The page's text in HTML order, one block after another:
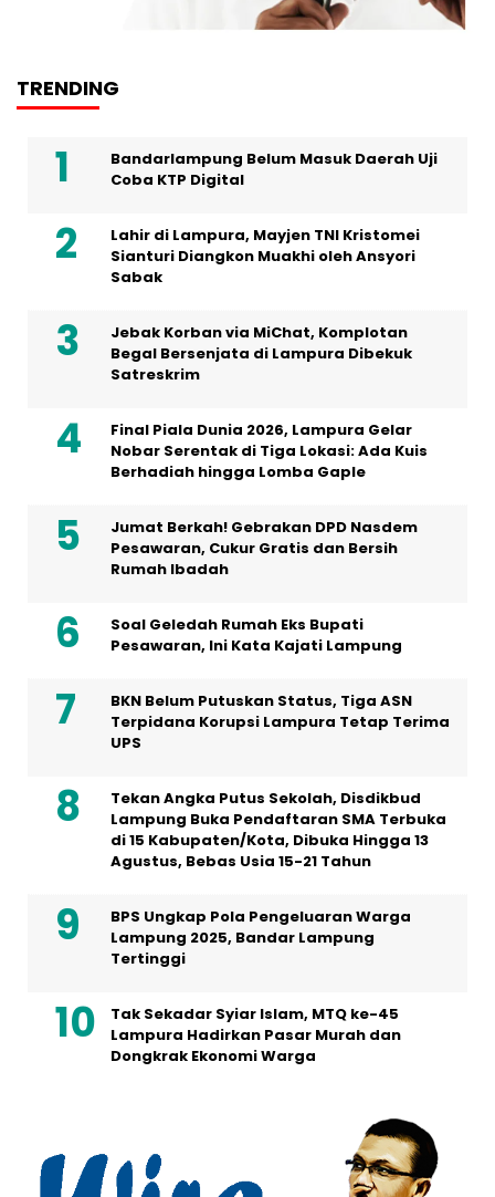
TRENDING
Bandarlampung Belum Masuk Daerah Uji
Coba KTP Digital
Lahir di Lampura, Mayjen TNI Kristomei
Sianturi Diangkon Muakhi oleh Ansyori
Sabak
Jebak Korban via MiChat, Komplotan
Begal Bersenjata di Lampura Dibekuk
Satreskrim
Final Piala Dunia 2026, Lampura Gelar
Nobar Serentak di Tiga Lokasi: Ada Kuis
Berhadiah hingga Lomba Gaple
Jumat Berkah! Gebrakan DPD Nasdem
Pesawaran, Cukur Gratis dan Bersih
Rumah Ibadah
Soal Geledah Rumah Eks Bupati
Pesawaran, Ini Kata Kajati Lampung
BKN Belum Putuskan Status, Tiga ASN
Terpidana Korupsi Lampura Tetap Terima
UPS
Tekan Angka Putus Sekolah, Disdikbud
Lampung Buka Pendaftaran SMA Terbuka
di 15 Kabupaten/Kota, Dibuka Hingga 13
Agustus, Bebas Usia 15-21 Tahun
BPS Ungkap Pola Pengeluaran Warga
Lampung 2025, Bandar Lampung
Tertinggi
Tak Sekadar Syiar Islam, MTQ ke-45
Lampura Hadirkan Pasar Murah dan
Dongkrak Ekonomi Warga